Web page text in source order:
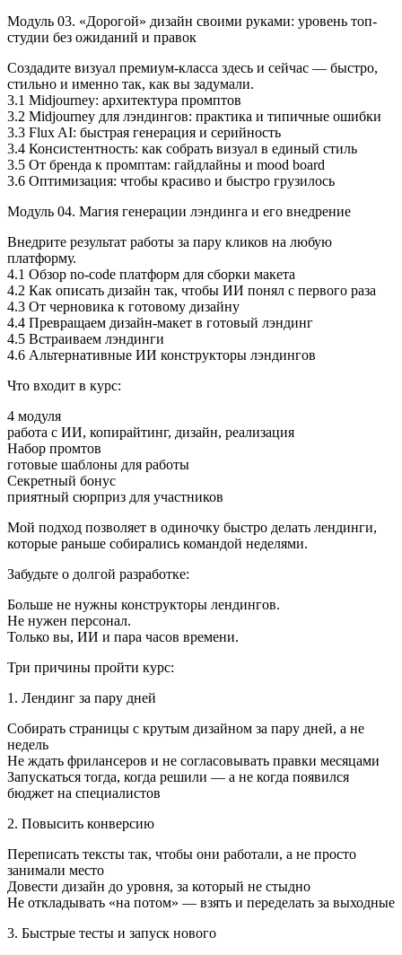
Модуль 03. «Дорогой» дизайн своими руками: уровень топ-
студии без ожиданий и правок
Создадите визуал премиум-класса здесь и сейчас — быстро,
стильно и именно так, как вы задумали.
3.1 Midjourney: архитектура промптов
3.2 Midjourney для лэндингов: практика и типичные ошибки
3.3 Flux AI: быстрая генерация и серийность
3.4 Консистентность: как собрать визуал в единый стиль
3.5 От бренда к промптам: гайдлайны и mood board
3.6 Оптимизация: чтобы красиво и быстро грузилось
Модуль 04. Магия генерации лэндинга и его внедрение
Внедрите результат работы за пару кликов на любую
платформу.
4.1 Обзор no-code платформ для сборки макета
4.2 Как описать дизайн так, чтобы ИИ понял с первого раза
4.3 От черновика к готовому дизайну
4.4 Превращаем дизайн-макет в готовый лэндинг
4.5 Встраиваем лэндинги
4.6 Альтернативные ИИ конструкторы лэндингов
Что входит в курс:
4 модуля
работа с ИИ, копирайтинг, дизайн, реализация
Набор промтов
готовые шаблоны для работы
Секретный бонус
приятный сюрприз для участников
Мой подход позволяет в одиночку быстро делать лендинги,
которые раньше собирались командой неделями.
Забудьте о долгой разработке:
Больше не нужны конструкторы лендингов.
Не нужен персонал.
Только вы, ИИ и пара часов времени.
Три причины пройти курс:
1. Лендинг за пару дней
Собирать страницы с крутым дизайном за пару дней, а не
недель
Не ждать фрилансеров и не согласовывать правки месяцами
Запускаться тогда, когда решили — а не когда появился
бюджет на специалистов
2. Повысить конверсию
Переписать тексты так, чтобы они работали, а не просто
занимали место
Довести дизайн до уровня, за который не стыдно
Не откладывать «на потом» — взять и переделать за выходные
3. Быстрые тесты и запуск нового